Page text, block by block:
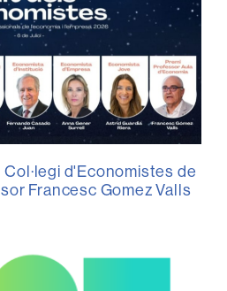
d'Economistes de
Francesc Gomez Valls